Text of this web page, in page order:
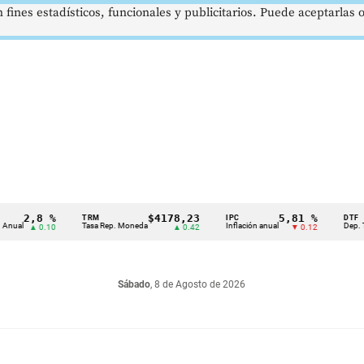
2,8 %
▲ 0.10
TRM
Tasa Rep. Moneda
$4178,23
▲ 0.42
IPC
Inflación anual
5,81 %
▼ 0.12
DTF
Dep.
Sábado, 8 de Agosto de 2026
estadísticos, funcionales y publicitarios. Puede aceptarlas